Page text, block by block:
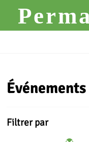
content
Événements
Filtrer par